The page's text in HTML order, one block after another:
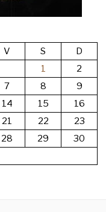
V S
D
1
2
7 8
9
14 15
16
21 22
23
28 29
30